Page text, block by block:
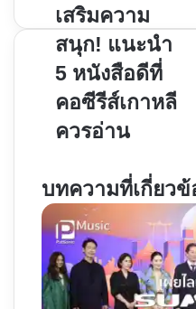
เสริม
ความ
สนุก!
แนะนำ
5
หนังสือ
คอ
ซี
รีส์
เกาหลี
ควร
เสริมความ
สนุก! แนะนำ
5 หนังสือดีที่
คอซีรีส์เกาหลี
ควรอ่าน
บทความที่เกี่ยวข้